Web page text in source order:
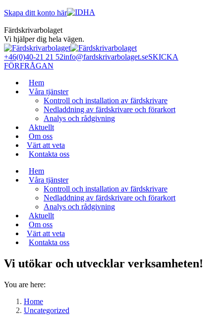
Skip
content
Skapa ditt konto här
Färdskrivarbolaget
Vi hjälper dig hela vägen.
+46(0)40-21 21 52info@fardskrivarbolaget.seSKICKA
FÖRFRÅGAN
Hem
Våra tjänster
Kontroll och installation av färdskrivare
Nedladdning av färdskrivare och förarkort
Analys och rådgivning
Aktuellt
Om oss
Värt att veta
Kontakta oss
Hem
Våra tjänster
Kontroll och installation av färdskrivare
Nedladdning av färdskrivare och förarkort
Analys och rådgivning
Aktuellt
Om oss
Värt att veta
Kontakta oss
Vi utökar och utvecklar verksamheten!
You are here:
Home
Uncategorized